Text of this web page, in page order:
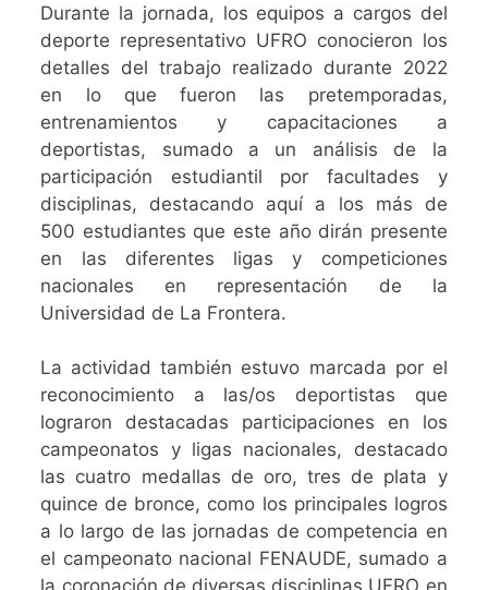
Durante la jornada, los equipos a cargos del
deporte representativo UFRO conocieron los
detalles del trabajo realizado durante 2022
en lo que fueron las pretemporadas,
entrenamientos y capacitaciones a
deportistas, sumado a un análisis de la
participación estudiantil por facultades y
disciplinas, destacando aquí a los más de
500 estudiantes que este año dirán presente
en las diferentes ligas y competiciones
nacionales en representación de la
Universidad de La Frontera.
La actividad también estuvo marcada por el
reconocimiento a las/os deportistas que
lograron destacadas participaciones en los
campeonatos y ligas nacionales, destacado
las cuatro medallas de oro, tres de plata y
quince de bronce, como los principales logros
a lo largo de las jornadas de competencia en
el campeonato nacional FENAUDE, sumado a
la coronación de diversas disciplinas UFRO en